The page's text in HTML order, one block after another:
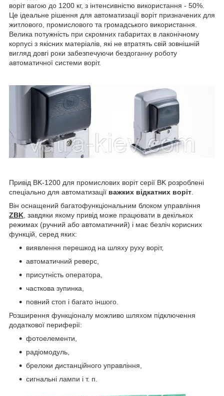
воріт вагою до 1200 кг, з інтенсивністю використання - 50%.
Це ідеальне рішення для автоматизації воріт призначених для
житлового, промислового та громадського використання.
Велика потужність при скромних габаритах в лаконічному
корпусі з якісних матеріалів, які не втратять свій зовнішній
вигляд довгі роки забезпечуючи бездоганну роботу
автоматичної системи воріт.
Привід BK-1200 для промислових воріт серії BK розроблені
спеціально для автоматизації важких відкатних воріт.
Він оснащений багатофункціональним блоком управління
ZBK, завдяки якому привід може працювати в декількох
режимах (ручний або автоматичний) і має безліч корисних
функцій, серед яких:
виявлення перешкод на шляху руху воріт,
автоматичний реверс,
присутність оператора,
часткова зупинка,
повний стоп і багато іншого.
Розширення функціоналу можливо шляхом підключення
додаткової периферії:
фотоелементи,
радіомодуль,
брелоки дистанційного управління,
сигнальні лампи і т. п.